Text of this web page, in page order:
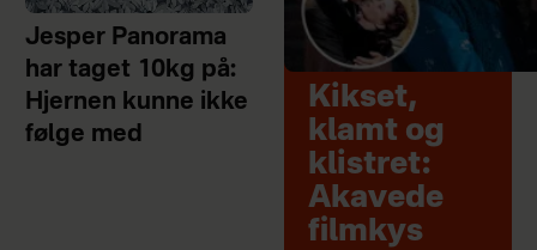
Jesper Panorama
har taget 10kg på:
Hjernen kunne ikke
følge med
Kikset,
klamt og
klistret:
Akavede
filmkys